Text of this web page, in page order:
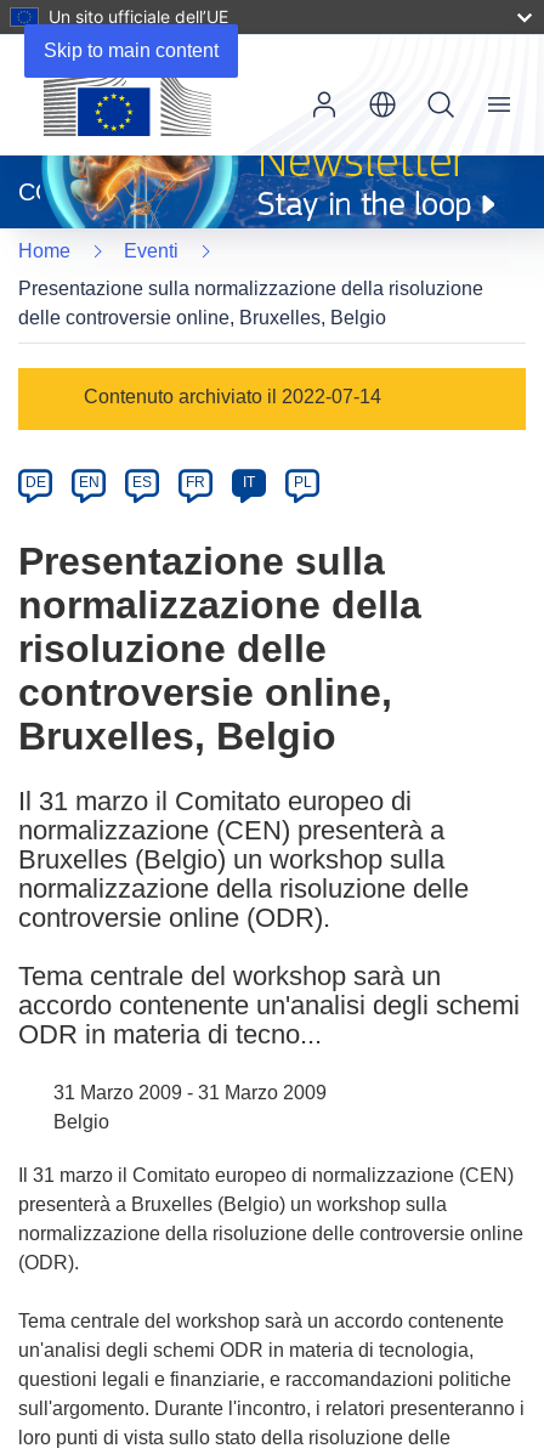
Skip to main content
Un sito ufficiale dell’UE
apre
in
una
nuova
finestra)
CORDIS
Menu
Home
Eventi
Presentazione sulla normalizzazione della risoluzione
delle controversie online, Bruxelles, Belgio
category
Contenuto archiviato il 2022-07-14
Article
available
the
following
languages:
DE EN ES FR IT PL
Presentazione sulla
normalizzazione della
risoluzione delle
controversie online,
Bruxelles, Belgio
Il 31 marzo il Comitato europeo di
normalizzazione (CEN) presenterà a
Bruxelles (Belgio) un workshop sulla
normalizzazione della risoluzione delle
controversie online (ODR).
Tema centrale del workshop sarà un
accordo contenente un'analisi degli schemi
ODR in materia di tecno...
31 Marzo 2009 - 31 Marzo 2009
Belgio
Il 31 marzo il Comitato europeo di normalizzazione (CEN)
presenterà a Bruxelles (Belgio) un workshop sulla
normalizzazione della risoluzione delle controversie online
(ODR).
Tema centrale del workshop sarà un accordo contenente
un'analisi degli schemi ODR in materia di tecnologia,
questioni legali e finanziarie, e raccomandazioni politiche
sull'argomento. Durante l'incontro, i relatori presenteranno i
loro punti di vista sullo stato della risoluzione delle